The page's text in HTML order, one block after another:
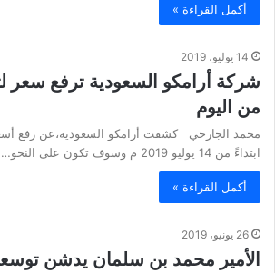
أكمل القراءة »
14 يوليو، 2019
شركة أرامكو السعودية ترفع سعر
من اليوم
محمد الجارحي كشفت أرامكو السعودية،عن رفع
ابتداءً من 14 يوليو 2019 م وسوف تكون على النحو…
أكمل القراءة »
26 يونيو، 2019
الأمير محمد بن سلمان يدشن